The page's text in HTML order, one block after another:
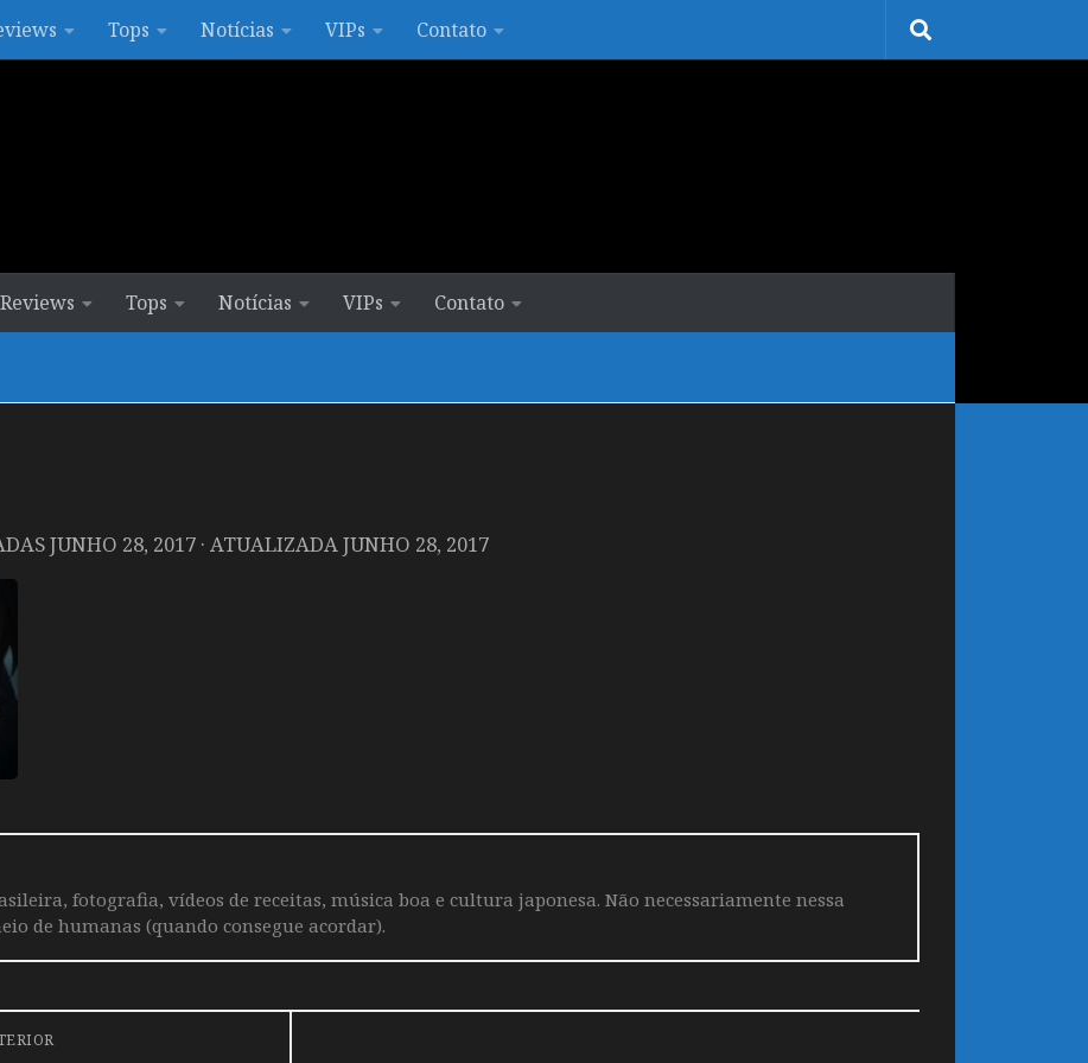
Tops Notícias VIPs Contato
Reviews Tops Notícias VIPs Contato
JUNHO 28, 2017 · ATUALIZADAJUNHO 28, 2017
fotografia, vídeos de receitas, música boa e cultura japonesa. Não necessariamente nessa
de humanas (quando consegue acordar).